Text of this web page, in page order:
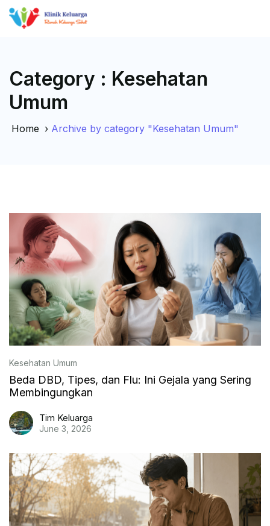
Category : Kesehatan
Umum
Home › Archive by category "Kesehatan Umum"
Kesehatan Umum
Beda DBD, Tipes, dan Flu: Ini Gejala yang Sering
Membingungkan
Tim Keluarga
June 3, 2026